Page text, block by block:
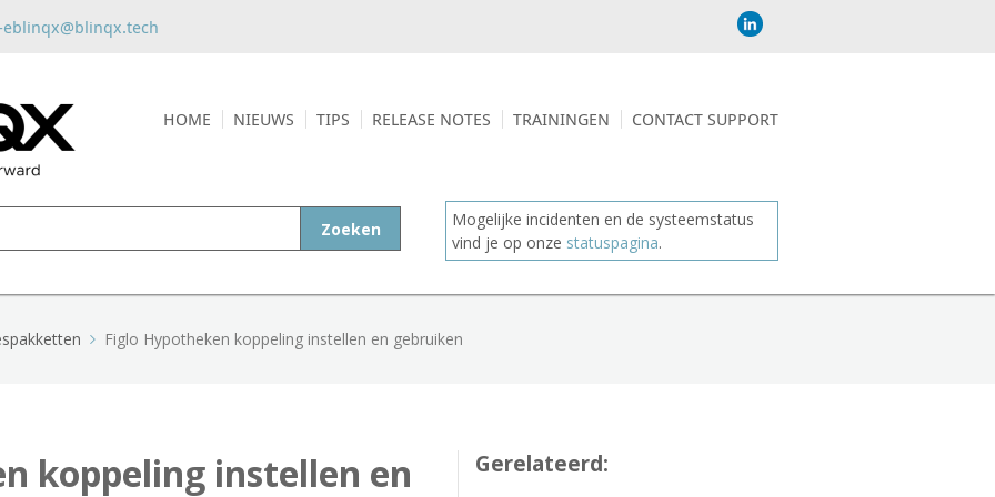
HOME NIEUWS TIPS RELEASE NOTES TRAININGEN CONTACT SUPPORT
Zoeken
Mogelijke incidenten en de systeemstatus
vind je op onze statuspagina.
Figlo Hypotheken koppeling instellen en gebruiken
koppeling instellen en
Gerelateerd: